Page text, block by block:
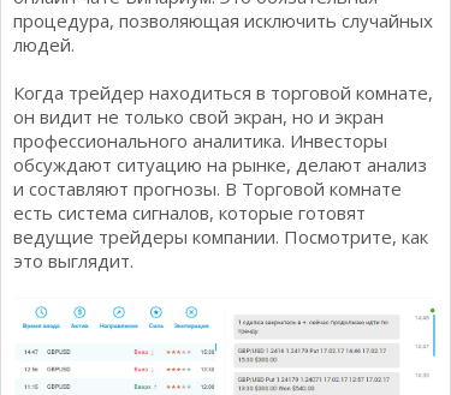
процедура, позволяющая исключить случайных
людей.
Когда трейдер находиться в торговой комнате,
он видит не только свой экран, но и экран
профессионального аналитика. Инвесторы
обсуждают ситуацию на рынке, делают анализ
и составляют прогнозы. В Торговой комнате
есть система сигналов, которые готовят
ведущие трейдеры компании. Посмотрите, как
это выглядит.